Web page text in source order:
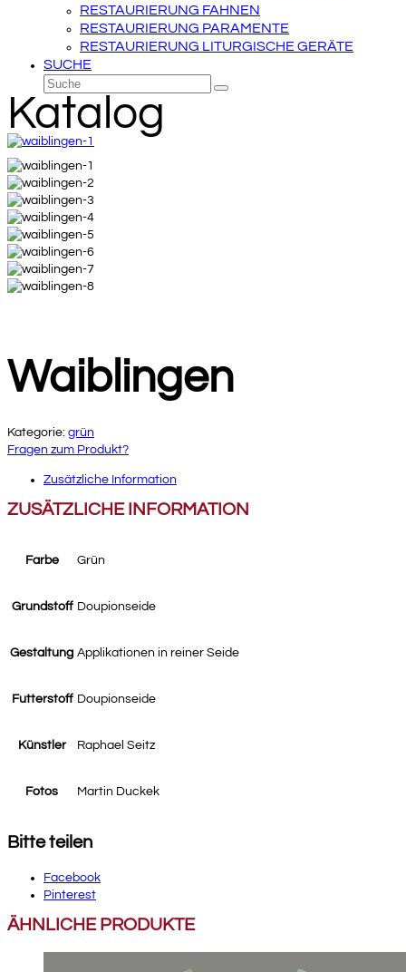
RESTAURIERUNG FAHNEN
RESTAURIERUNG PARAMENTE
RESTAURIERUNG LITURGISCHE GERÄTE
SUCHE
Suche
Senden
Katalog
Waiblingen
Kategorie: grün
Fragen zum Produkt?
Zusätzliche Information
ZUSÄTZLICHE INFORMATION
Farbe Grün
Grundstoff Doupionseide
Gestaltung Applikationen in reiner Seide
Futterstoff Doupionseide
Künstler Raphael Seitz
Fotos Martin Duckek
Bitte teilen
Facebook
Pinterest
ÄHNLICHE PRODUKTE